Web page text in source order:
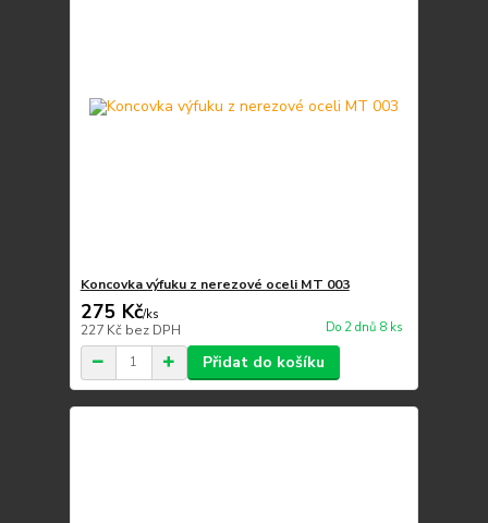
Koncovka výfuku z nerezové oceli MT 003
275 Kč/ks
227 Kč bez DPH Do 2 dnů 8 ks
Přidat do košíku